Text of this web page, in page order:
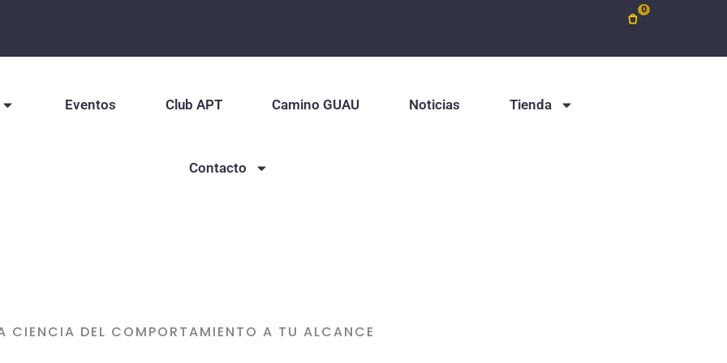
0
Eventos Club APT Camino GUAU Noticias Tienda
Contacto
CIENCIA DEL COMPORTAMIENTO A TU ALCANCE